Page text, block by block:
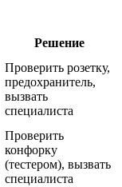
Решение
Проверить розетку,
предохранитель,
вызвать
специалиста
Проверить
конфорку
(тестером), вызвать
специалиста